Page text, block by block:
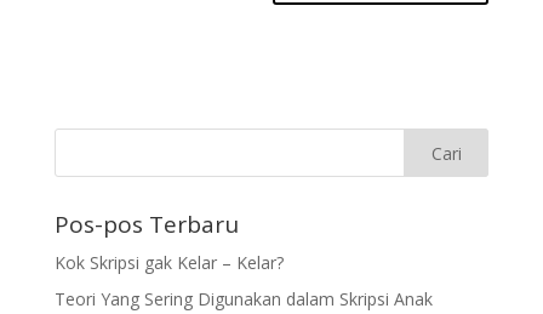
Pos-pos Terbaru
Kok Skripsi gak Kelar – Kelar?
Teori Yang Sering Digunakan dalam Skripsi Anak